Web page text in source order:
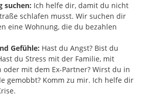
suchen: Ich helfe dir, damit du nicht
schlafen musst. Wir suchen dir
eine Wohnung, die du bezahlen
Gefühle: Hast du Angst? Bist du
du Stress mit der Familie, mit
oder mit dem Ex-Partner? Wirst du in
gemobbt? Komm zu mir. Ich helfe dir